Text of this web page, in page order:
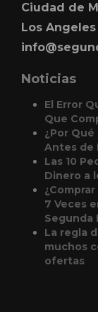
Ciudad de
Los Angeles
Noticias
El Error
Que
¿Por
Antes de
Las 10
Dinero a
7 Veces
Segunda
La regla
muchos
ofertas